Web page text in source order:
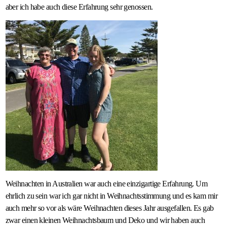
aber ich habe auch diese Erfahrung sehr genossen.
Weihnachten in Australien war auch eine einzigartige Erfahrung. Um
ehrlich zu sein war ich gar nicht in Weihnachtsstimmung und es kam mir
auch mehr so vor als wäre Weihnachten dieses Jahr ausgefallen. Es gab
zwar einen kleinen Weihnachtsbaum und Deko und wir haben auch